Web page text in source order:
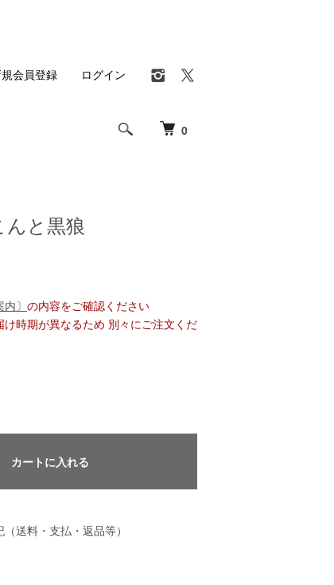
0
会員登録 ログイン
んと黒狼
内〕 の内容をご確認ください
け時期が異なるため 別々にご注文くだ
カートに入れる
送料・支払・返品等）